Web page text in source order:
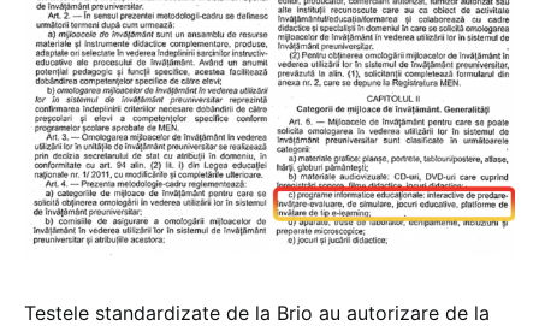
Testele standardizate de la Brio au autorizare de la